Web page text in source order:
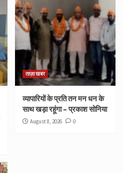
ताज़ा खबर
व्यापारियों के प्रति तन मन धन के
साथ खड़ा रहूंगा – प्रकाश सोनिया
August 8, 2026 0